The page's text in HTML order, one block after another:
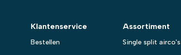
Klantenservice
Bestellen
Assortiment
Single split airco's